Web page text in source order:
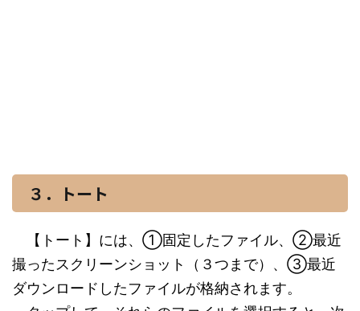
３．トート
【トート】には、①固定したファイル、②最近
撮ったスクリーンショット（３つまで）、③最近
ダウンロードしたファイルが格納されます。